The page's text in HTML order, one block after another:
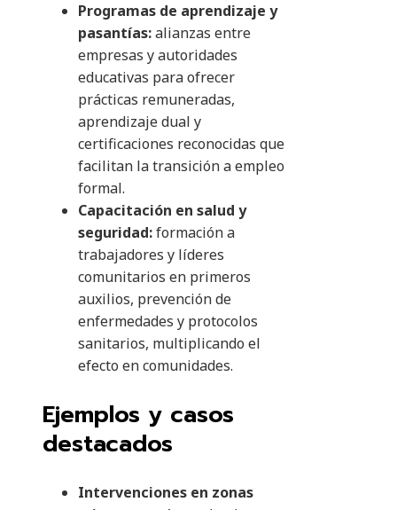
Programas de aprendizaje y
pasantías:alianzas entre
empresas y autoridades
educativas para ofrecer
prácticas remuneradas,
aprendizaje dual y
certificaciones reconocidas que
facilitan la transición a empleo
formal.
Capacitación en salud y
seguridad:formación a
trabajadores y líderes
comunitarios en primeros
auxilios, prevención de
enfermedades y protocolos
sanitarios, multiplicando el
efecto en comunidades.
Ejemplos y casos
destacados
Intervenciones en zonas